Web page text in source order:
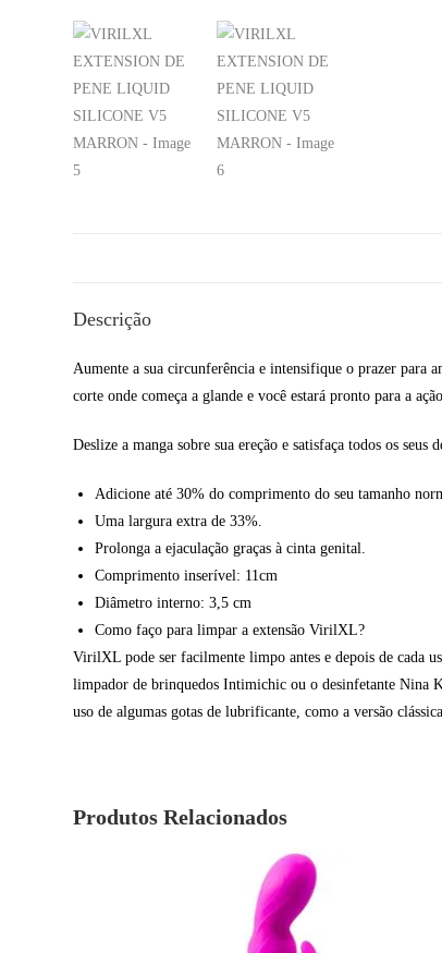
Descrição
Aumente a sua circunferência e intensifique o prazer para
corte onde começa a glande e você estará pronto para a
Deslize a manga sobre sua ereção e satisfaça todos os
Adicione até 30% do comprimento do seu tamanho
Uma largura extra de 33%.
Prolonga a ejaculação graças à cinta genital.
Comprimento inserível: 11cm
Diâmetro interno: 3,5 cm
Como faço para limpar a extensão VirilXL?
VirilXL pode ser facilmente limpo antes e depois de cada
limpador de brinquedos Intimichic ou o desinfetante Nina
uso de algumas gotas de lubrificante, como a versão
Produtos Relacionados